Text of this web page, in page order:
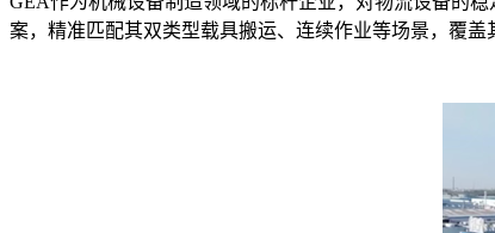
案，精准匹配其双类型载具搬运、连续作业等场景，覆盖